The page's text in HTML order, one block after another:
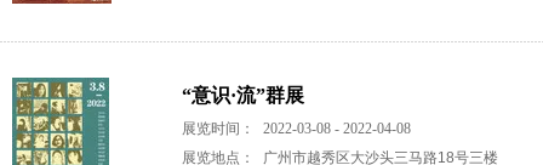
“意识·流”群展
展览时间：
2022-03-08 - 2022-04-08
展览地点：
广州市越秀区大沙头三马路18号三楼